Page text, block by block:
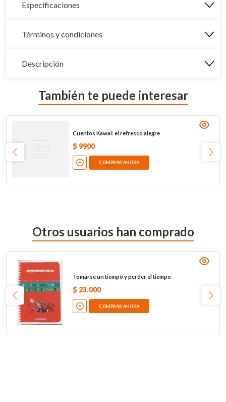
Especificaciones
Términos y condiciones
Descripción
También te puede interesar
Cuentos Kawai: el refresco alegre
$ 9900
COMPRAR AHORA
Otros usuarios han comprado
Tomarse un tiempo y perder el tiempo
$ 23.000
COMPRAR AHORA